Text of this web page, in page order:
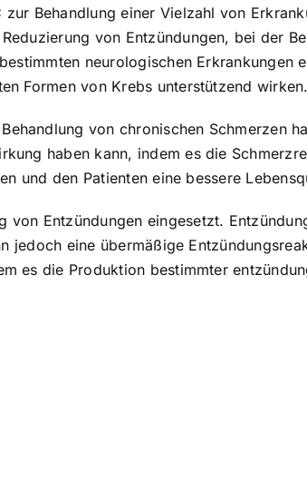
Behandlung einer Vielzahl von
von Entzündungen, bei der
neurologischen Erkrankungen
Formen von Krebs unterstützend wirken.
von chronischen Schmerzen
haben kann, indem es die
und den Patienten eine bessere
von Entzündungen eingesetzt.
jedoch eine übermäßige
es die Produktion bestimmter